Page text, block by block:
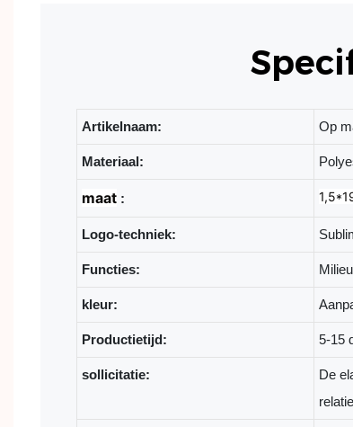
Artikelnaam: Op
Materiaal:
maat :
Logo-techniek:
Functies:
kleur:
Productietijd: 5-15
sollicitatie:
De